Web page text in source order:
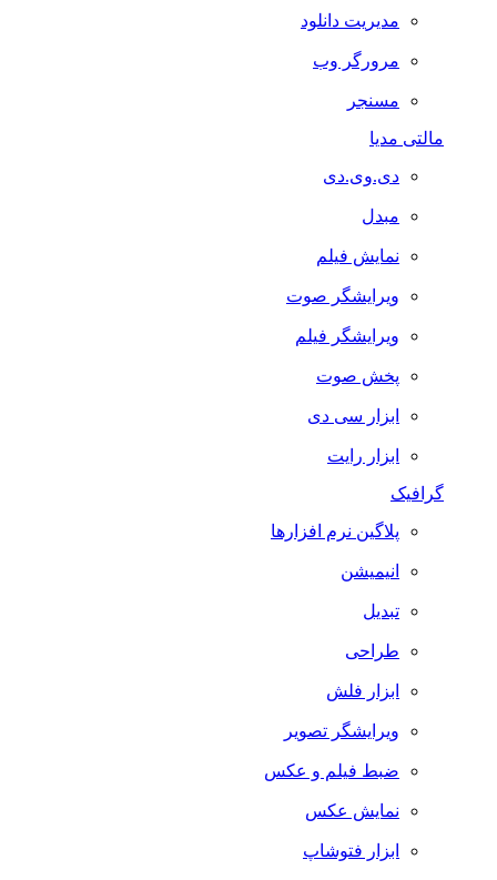
مدیریت دانلود
مرورگر وب
مسنجر
مالتی مدیا
دی.وی.دی
مبدل
نمایش فیلم
ویرایشگر صوت
ویرایشگر فیلم
پخش صوت
ابزار سی دی
ابزار رایت
گرافیک
پلاگین نرم افزارها
انیمیشن
تبدیل
طراحی
ابزار فلش
ویرایشگر تصویر
ضبط فيلم و عكس
نمایش عکس
ابزار فتوشاپ